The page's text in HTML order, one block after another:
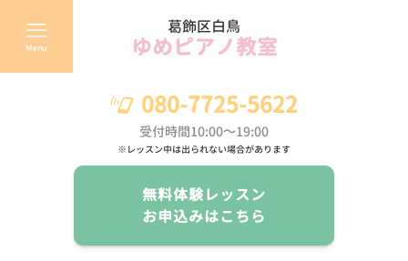
葛飾区白鳥
ゆめピアノ教室
Menu
080-7725-5622
受付時間10:00～19:00
※レッスン中は出られない場合があります
無料体験レッスン
お申込みはこちら